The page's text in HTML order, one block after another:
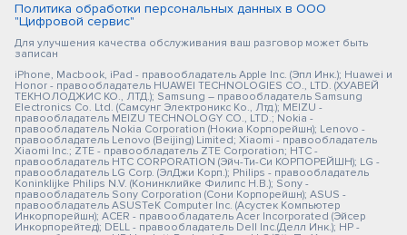
Политика обработки персональных данных в ООО
"Цифровой сервис"
Для улучшения качества обслуживания ваш разговор может быть
записан
iPhone, Macbook, iPad - правообладатель Apple Inc. (Эпл Инк.); Huawei и
Honor - правообладатель HUAWEI TECHNOLOGIES CO., LTD. (ХУАВЕЙ
ТЕКНОЛОДЖИС КО., ЛТД.); Samsung – правообладатель Samsung
Electronics Co. Ltd. (Самсунг Электроникс Ко., Лтд.); MEIZU -
правообладатель MEIZU TECHNOLOGY CO., LTD.; Nokia -
правообладатель Nokia Corporation (Нокиа Корпорейшн); Lenovo -
правообладатель Lenovo (Beijing) Limited; Xiaomi - правообладатель
Xiaomi Inc.; ZTE - правообладатель ZTE Corporation; HTC -
правообладатель HTC CORPORATION (Эйч-Ти-Си КОРПОРЕЙШН); LG -
правообладатель LG Corp. (ЭлДжи Корп.); Philips - правообладатель
Koninklijke Philips N.V. (Конинклийке Филипс Н.В.); Sony -
правообладатель Sony Corporation (Сони Корпорейшн); ASUS -
правообладатель ASUSTeK Computer Inc. (Асустек Компьютер
Инкорпорейшн); ACER - правообладатель Acer Incorporated (Эйсер
Инкорпорейтед); DELL - правообладатель Dell Inc.(Делл Инк.); HP -